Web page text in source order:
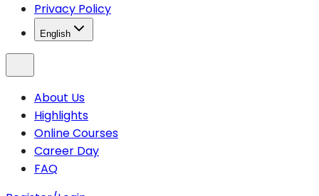
Privacy Policy
English
About Us
Highlights
Online Courses
Career Day
FAQ